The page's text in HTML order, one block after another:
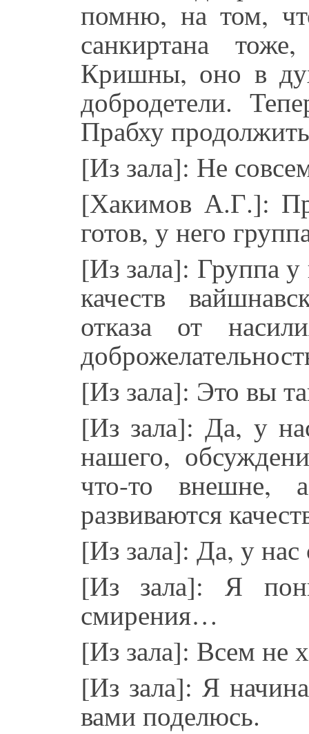
помню, на том,
санкиртана
Кришны, оно в
добродетели.
Прабху
[Из зала]: Не
[Хакимов А.Г.]:
готов, у него
[Из зала]: Группа у
качеств
отказа от
[Из зала]: Это вы
[Из зала]: Да, у
нашего,
что-то внешне,
развиваются
[Из зала]: Да, у нас
[Из зала]: Я
смирения…
[Из зала]: Всем не
[Из зала]: Я
вами поделюсь.